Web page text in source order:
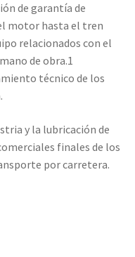
de garantía de
motor hasta el tren
relacionados con el
de obra.1
técnico de los
y la lubricación de
finales de los
por carretera.